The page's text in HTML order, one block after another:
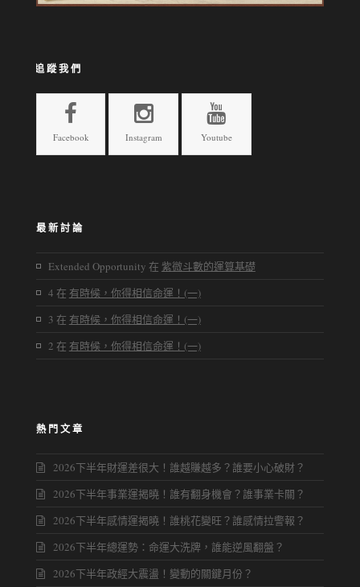
追蹤我們
Facebook Instagram Youtube
最新討論
Extended Opportunity 在 紫微斗數的運算基礎
4 在 有時候，你得相信命運！(一)
3 在 有時候，你得相信命運！(一)
2 在 有時候，你得相信命運！(一)
熱門文章
2026下半年財運差很大！誰越賺越多？誰要小心破財？
2026下半年事業運揭曉！誰有翻身機會？誰事業卡關？
2026下半年感情運揭曉！誰桃花變旺？誰感情拉警報？
2026下半年總運勢：命運大洗牌，誰能逆風翻盤？
2026下半年政經大震盪！變動的關鍵月份？